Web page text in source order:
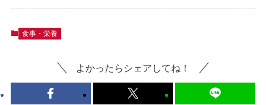
食事・栄養
よかったらシェアしてね！